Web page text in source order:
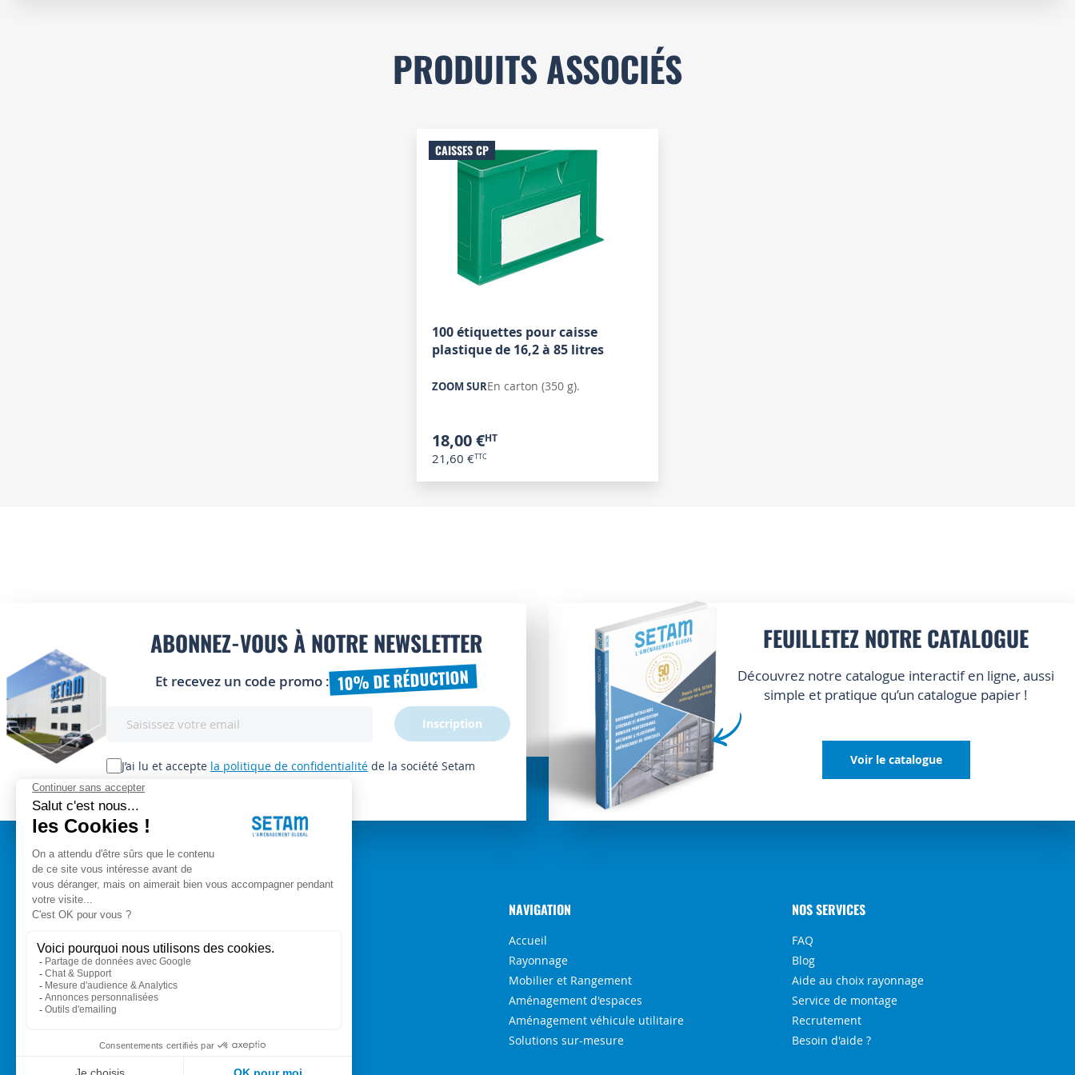
PRODUITS ASSOCIÉS
CAISSES CP
100 étiquettes pour caisse
plastique de 16,2 à 85 litres
ZOOM SUREn carton (350 g).
18,00 €
21,60 €
ABONNEZ-VOUS À NOTRE NEWSLETTER
Et recevez un code promo : 10% DE RÉDUCTION
lettre
d’information
:
J’ai lu et accepte la politique de confidentialité de la société Setam
Inscription
FEUILLETEZ NOTRE CATALOGUE
Découvrez notre catalogue interactif en ligne, aussi
simple et pratique qu’un catalogue papier !
Voir le catalogue
Setam Siège Social
153, rue de L'Arve
74950 SCIONZIER
Nos experts vous conseillent
Qui sommes-nous ?
Contact
NAVIGATION
Accueil
Rayonnage
Mobilier et Rangement
Aménagement d'espaces
Aménagement véhicule utilitaire
Solutions sur-mesure
NOS SERVICES
FAQ
Blog
Aide au choix rayonnage
Service de montage
Recrutement
Besoin d'aide ?